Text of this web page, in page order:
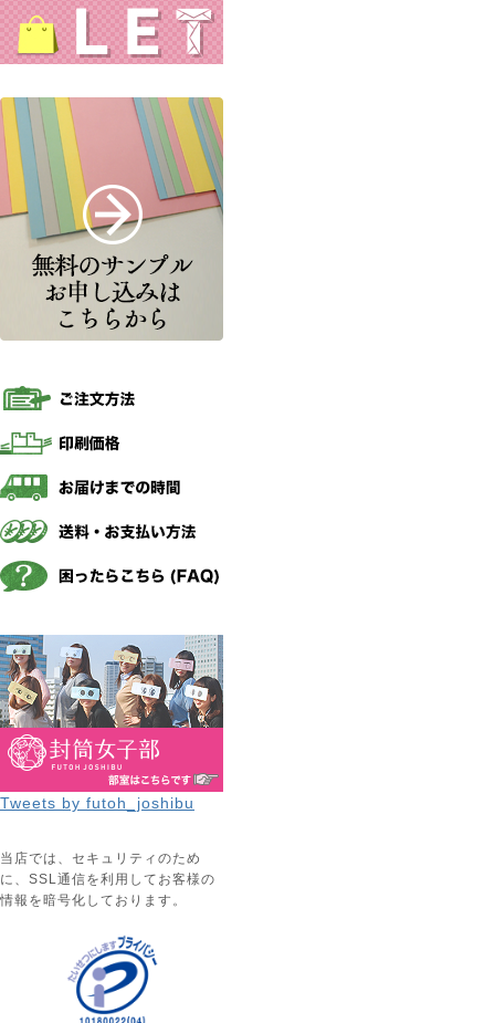
Tweets by futoh_joshibu
当店では、セキュリティのため
に、SSL通信を利用してお客様の
情報を暗号化しております。